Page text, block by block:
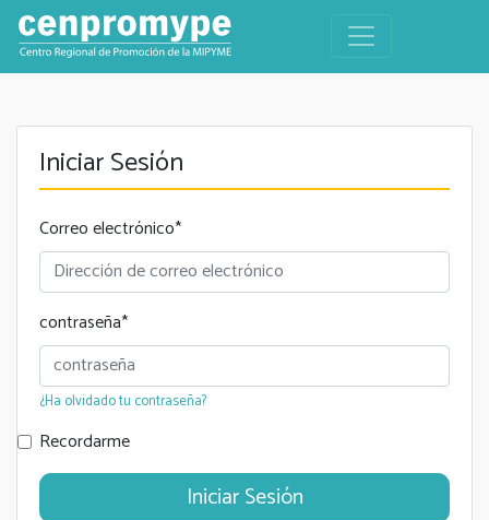
Iniciar Sesión
Correo electrónico*
contraseña*
¿Ha olvidado tu contraseña?
Recordarme